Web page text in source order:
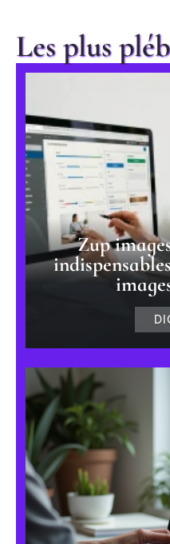
Les plus
Zup